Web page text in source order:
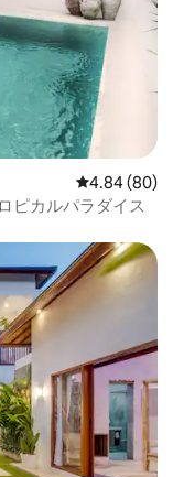
レビュー80件
4.84 (80)
ピカルパラダイス